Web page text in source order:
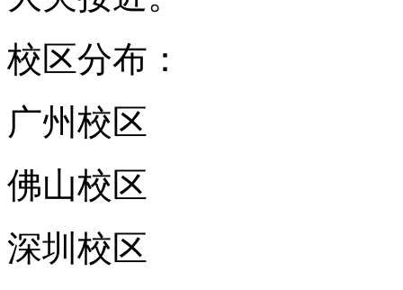
校区分布：
广州校区
佛山校区
深圳校区